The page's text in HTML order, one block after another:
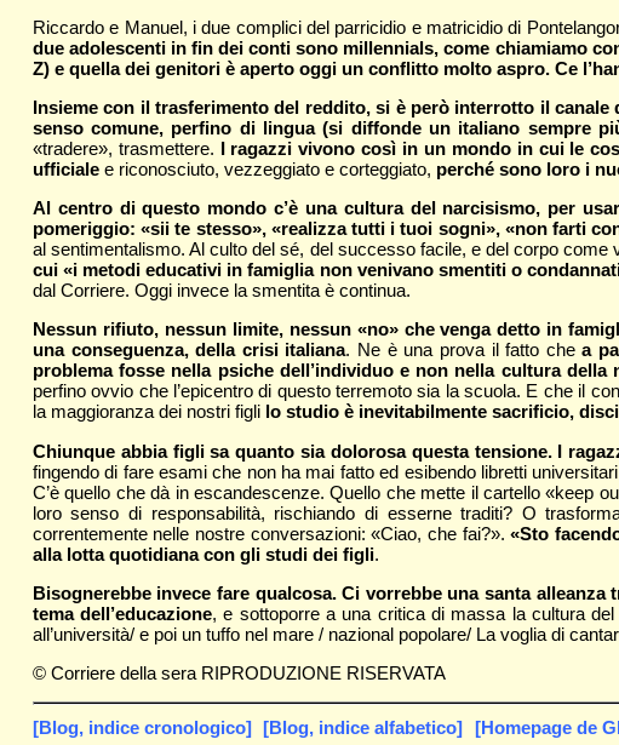
Riccardo e Manuel, i due complici del parricidio e matricidio di
due adolescenti in fin dei conti sono millennials, come chiamiamo
Z) e quella dei genitori è aperto oggi un conflitto molto aspro. Ce
Insieme con il trasferimento del reddito, si è però interrotto il
senso comune, perfino di lingua (si diffonde un italiano sempre
«tradere», trasmettere. I ragazzi vivono così in un mondo in cui le
ufficialee riconosciuto, vezzeggiato e corteggiato, perché sono loro i
Al centro di questo mondo c’è una cultura del narcisismo, per
pomeriggio: «sii te stesso», «realizza tutti i tuoi sogni», «non farti
al sentimentalismo. Al culto del sé, del successo facile, e del corpo
cui «i metodi educativi in famiglia non venivano smentiti o
dal Corriere. Oggi invece la smentita è continua.
Nessun rifiuto, nessun limite, nessun «no» che venga detto in
una conseguenza, della crisi italiana. Ne è una prova il fatto chea
problema fosse nella psiche dell’individuo e non nella cultura
perfino ovvio che l’epicentro di questo terremoto sia la scuola. E che il
la maggioranza dei nostri figli lo studio è inevitabilmente sacrificio,
Chiunque abbia figli sa quanto sia dolorosa questa tensione. I
fingendo di fare esami che non ha mai fatto ed esibendo libretti
C’è quello che dà in escandescenze. Quello che mette il cartello «keep
loro senso di responsabilità, rischiando di esserne traditi? O
correntemente nelle nostre conversazioni: «Ciao, che fai?».«Sto
alla lotta quotidiana con gli studi dei figli.
Bisognerebbe invece fare qualcosa. Ci vorrebbe una santa
tema dell’educazione, e sottoporre a una critica di massa la cultura
all’università/ e poi un tuffo nel mare / nazional popolare/ La voglia di
© Corriere della sera RIPRODUZIONE RISERVATA
[Blog, indice cronologico] [Blog, indice alfabetico] [Homepage de